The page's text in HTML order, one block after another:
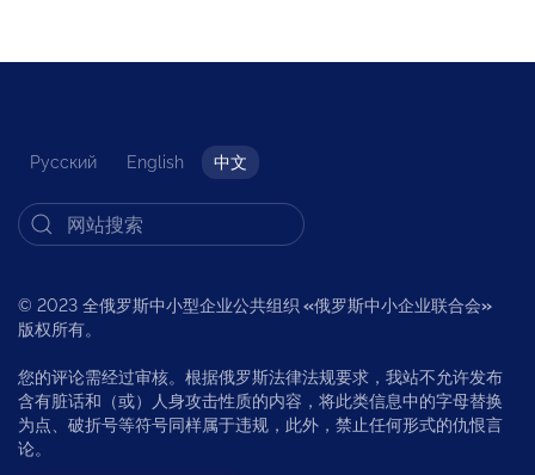
Русский English 中文
© 2023 全俄罗斯中小型企业公共组织 «俄罗斯中小企业联合会»
版权所有。
您的评论需经过审核。根据俄罗斯法律法规要求，我站不允许发布
含有脏话和（或）人身攻击性质的内容，将此类信息中的字母替换
为点、破折号等符号同样属于违规，此外，禁止任何形式的仇恨言
论。